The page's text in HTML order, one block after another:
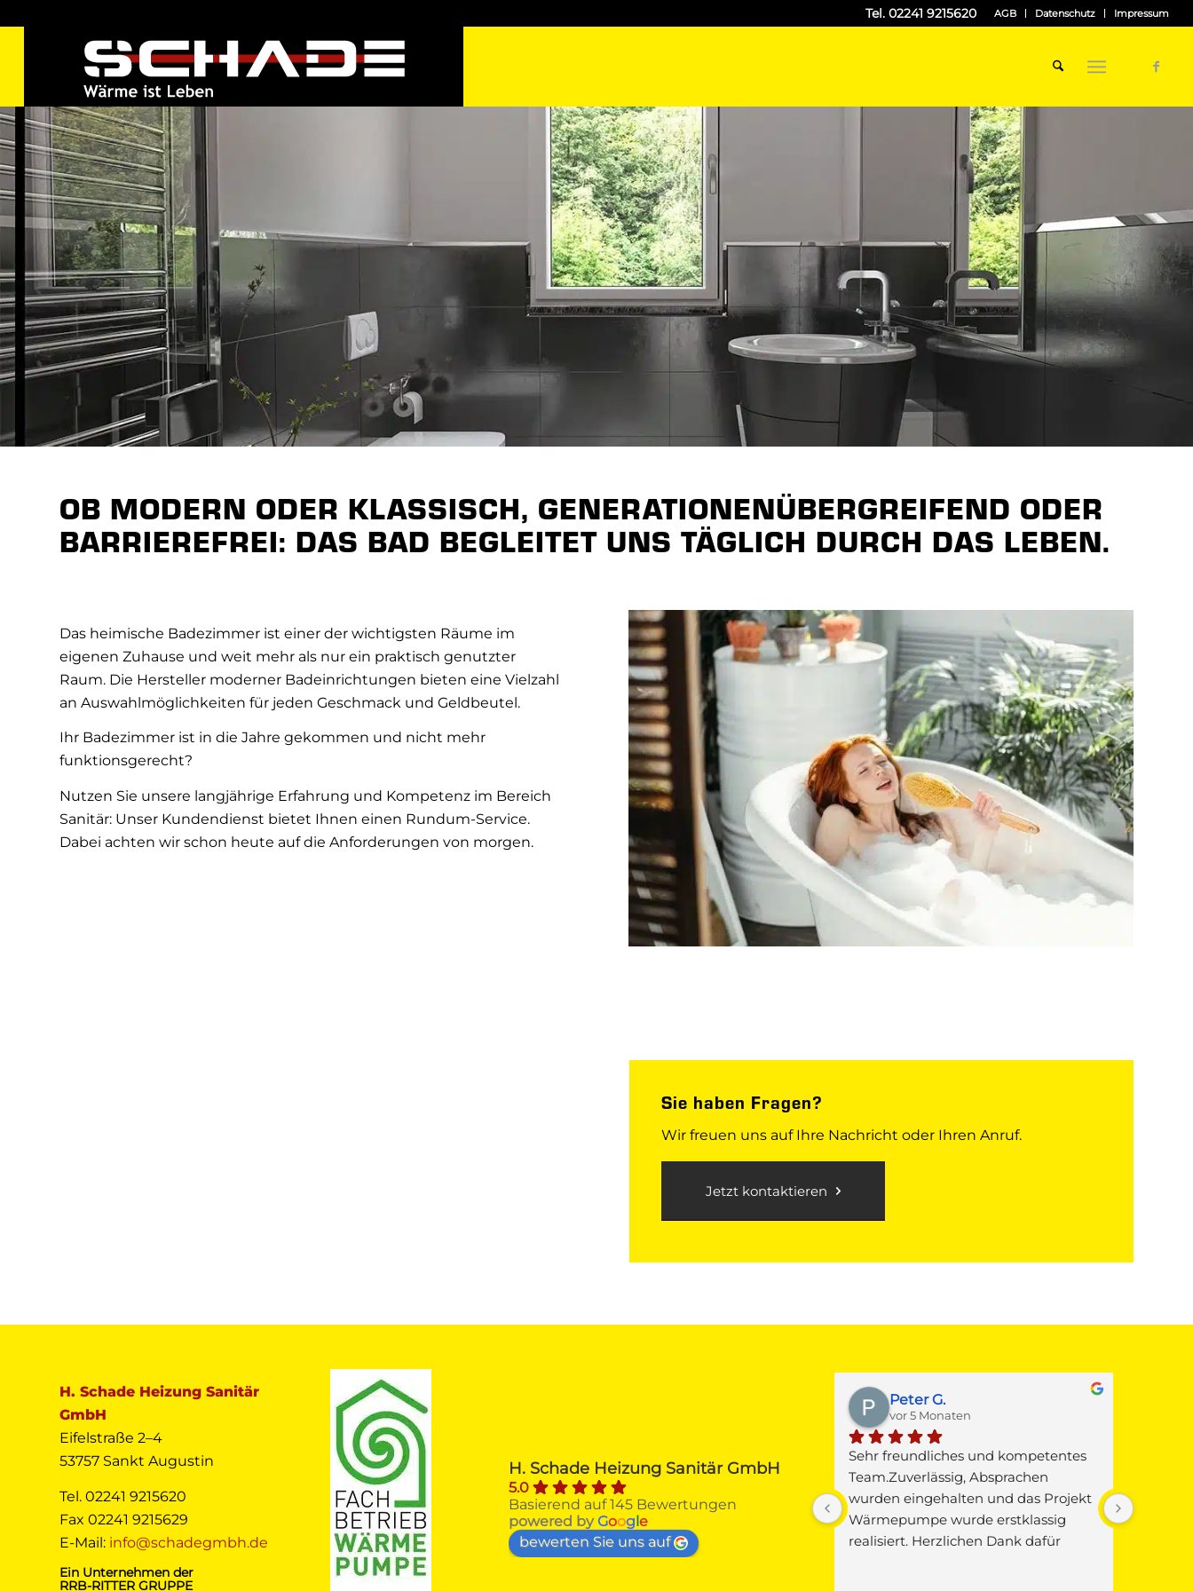
AGB Datenschutz Impressum
Tel. 02241 9215620
OB MODERN ODER KLASSISCH, GENERATIONENÜBERGREIFEND ODER
BARRIEREFREI: DAS BAD BEGLEITET UNS TÄGLICH DURCH DAS LEBEN.
Das heimische Badezimmer ist einer der wichtigsten Räume im
eigenen Zuhause und weit mehr als nur ein praktisch genutzter
Raum. Die Hersteller moderner Badeinrichtungen bieten eine Vielzahl
an Auswahlmöglichkeiten für jeden Geschmack und Geldbeutel.
Ihr Badezimmer ist in die Jahre gekommen und nicht mehr
funktionsgerecht?
Nutzen Sie unsere langjährige Erfahrung und Kompetenz im Bereich
Sanitär: Unser Kundendienst bietet Ihnen einen Rundum-Service.
Dabei achten wir schon heute auf die Anforderungen von morgen.
Sie haben Fragen?
Wir freuen uns auf Ihre Nachricht oder Ihren Anruf.
Jetzt kontaktieren
H. Schade Heizung Sanitär
GmbH
Eifelstraße 2–4
53757 Sankt Augustin
Tel. 02241 9215620
Fax 02241 9215629
E-Mail: info@schadegmbh.de
Ein Unternehmen der
RRB-RITTER GRUPPE
H. Schade Heizung Sanitär GmbH
5.0
Basierend auf 145 Bewertungen
powered byGoogle
bewerten Sie uns auf
erhielt von mir nach Beratungs- und
Angebotsvergleichen den Zuschlag
zum Austausch meines über 40
Jahre Viessmann-Gasheizkessel
gegen einen ÖKOFEN-Pellet -
Peter G.
vor 5 Monaten
Sehr freundliches und kompetentes
Team.Zuverlässig, Absprachen
wurden eingehalten und das Projekt
Wärmepumpe wurde erstklassig
realisiert. Herzlichen Dank dafür